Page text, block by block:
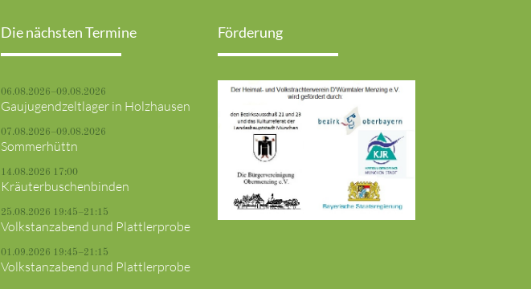
Die nächsten Termine
06.08.2026–09.08.2026
Gaujugendzeltlager in Holzhausen
07.08.2026–09.08.2026
Sommerhüttn
14.08.2026 17:00
Kräuterbuschenbinden
25.08.2026 19:45–21:15
Volkstanzabend und Plattlerprobe
01.09.2026 19:45–21:15
Volkstanzabend und Plattlerprobe
Förderung